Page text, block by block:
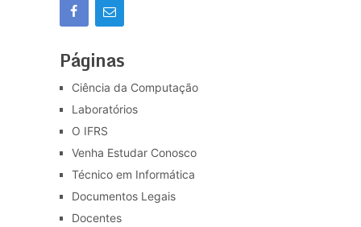
Páginas
Ciência da Computação
Laboratórios
O IFRS
Venha Estudar Conosco
Técnico em Informática
Documentos Legais
Docentes